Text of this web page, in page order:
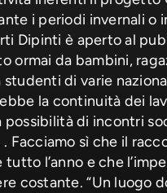
i periodi invernali o
Dipinti è aperto al
ormai da bambini,
studenti di varie
la continuità dei
possibilità di incontri
Facciamo sì che il
tutto l’anno e che
costante. “Un luogo